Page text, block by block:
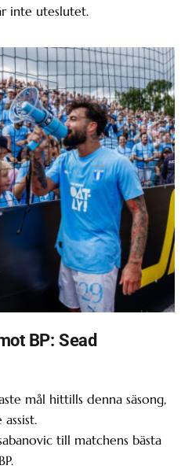
inte uteslutet.
BP: Sead
mål hittills denna säsong,
till matchens bästa